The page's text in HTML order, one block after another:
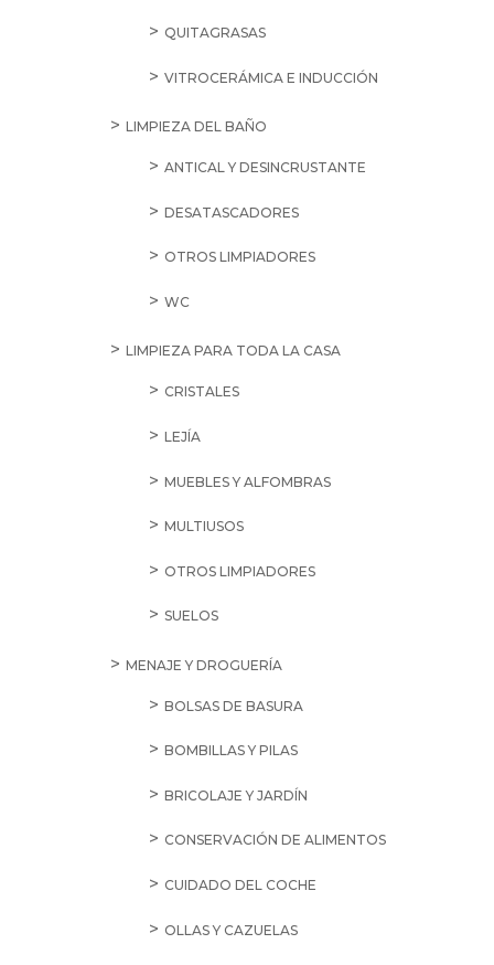
QUITAGRASAS
VITROCERÁMICA E INDUCCIÓN
LIMPIEZA DEL BAÑO
ANTICAL Y DESINCRUSTANTE
DESATASCADORES
OTROS LIMPIADORES
WC
LIMPIEZA PARA TODA LA CASA
CRISTALES
LEJÍA
MUEBLES Y ALFOMBRAS
MULTIUSOS
OTROS LIMPIADORES
SUELOS
MENAJE Y DROGUERÍA
BOLSAS DE BASURA
BOMBILLAS Y PILAS
BRICOLAJE Y JARDÍN
CONSERVACIÓN DE ALIMENTOS
CUIDADO DEL COCHE
OLLAS Y CAZUELAS